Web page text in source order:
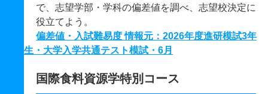
で、志望学部・学科の偏差値を調べ、志望校決定に
役立てよう。
偏差値・入試難易度 情報元：2026年度進研模試3年
生・大学入学共通テスト模試・6月
国際食料資源学特別コース